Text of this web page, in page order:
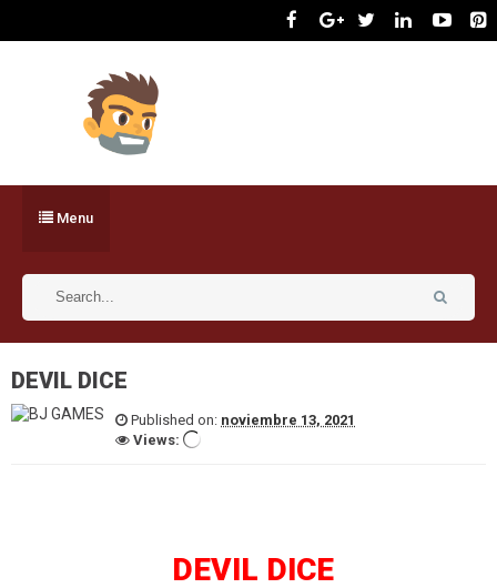
Menu
DEVIL DICE
Published on: noviembre 13, 2021
Views:
DEVIL DICE